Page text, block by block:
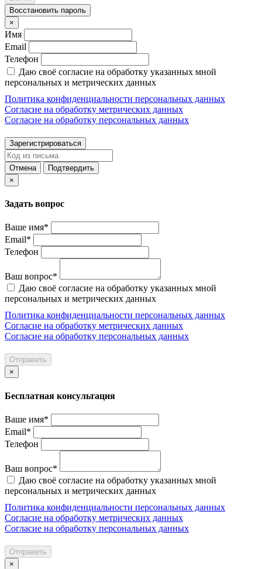
Восстановить пароль
×
Имя
Email
Телефон
Даю своё согласие на обработку указанных мной
персональных и метрических данных
Политика конфиденциальности персональных данных
Согласие на обработку метрических данных
Согласие на обработку персональных данных
Зарегистрироваться
Отмена
Подтвердить
×
Задать вопрос
Ваше имя*
Email*
Телефон
Ваш вопрос*
Даю своё согласие на обработку указанных мной
персональных и метрических данных
Политика конфиденциальности персональных данных
Согласие на обработку метрических данных
Согласие на обработку персональных данных
Отправить
×
Бесплатная консультация
Ваше имя*
Email*
Телефон
Ваш вопрос*
Даю своё согласие на обработку указанных мной
персональных и метрических данных
Политика конфиденциальности персональных данных
Согласие на обработку метрических данных
Согласие на обработку персональных данных
Отправить
×